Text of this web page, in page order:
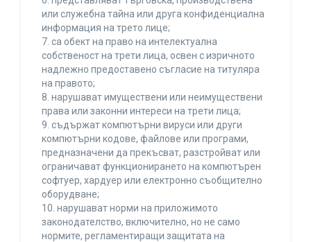
или служебна тайна или друга конфиденциална
информация на трето лице;
7. са обект на право на интелектуална
собственост на трети лица, освен с изричното
надлежно предоставено съгласие на титуляра
на правото;
8. нарушават имуществени или неимуществени
права или законни интереси на трети лица;
9. съдържат компютърни вируси или други
компютърни кодове, файлове или програми,
предназначени да прекъсват, разстройват или
ограничават функционирането на компютърен
софтуер, хардуер или електронно съобщително
оборудване;
10. нарушават норми на приложимото
законодателство, включително, но не само
нормите, регламентиращи защитата на